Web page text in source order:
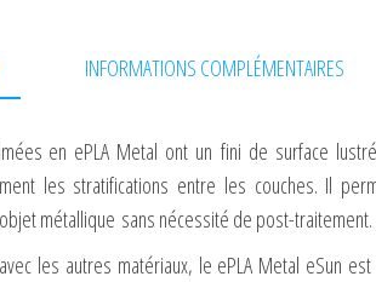
INFORMATIONS COMPLÉMENTAIRES
en ePLA Metal ont unfini de surface
les stratifications entre les couches. Il
métallique sans nécessité de post-traitement.
les autres matériaux, le ePLA Metal eSun